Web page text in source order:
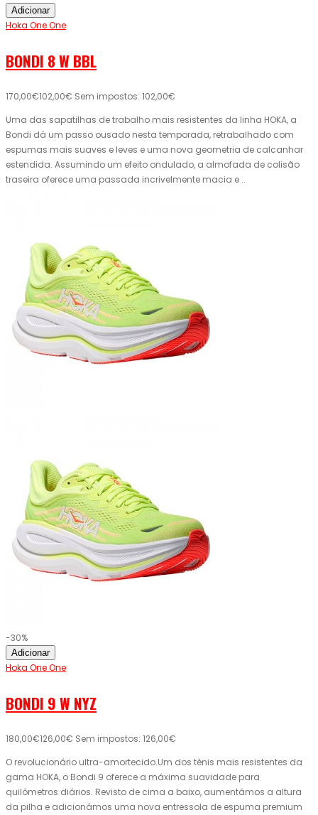
Adicionar
Hoka One One
BONDI 8 W BBL
170,00€102,00€ Sem impostos: 102,00€
Uma das sapatilhas de trabalho mais resistentes da linha HOKA, a
Bondi dá um passo ousado nesta temporada, retrabalhado com
espumas mais suaves e leves e uma nova geometria de calcanhar
estendida. Assumindo um efeito ondulado, a almofada de colisão
traseira oferece uma passada incrivelmente macia e ..
-30%
Adicionar
Hoka One One
BONDI 9 W NYZ
180,00€126,00€ Sem impostos: 126,00€
O revolucionário ultra-amortecido.Um dos ténis mais resistentes da
gama HOKA, o Bondi 9 oferece a máxima suavidade para
quilómetros diários. Revisto de cima a baixo, aumentámos a altura
da pilha e adicionámos uma nova entressola de espuma premium